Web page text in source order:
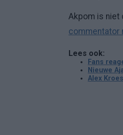
Akpom is niet
commentator
Lees ook:
Fans
Nieuwe
Alex